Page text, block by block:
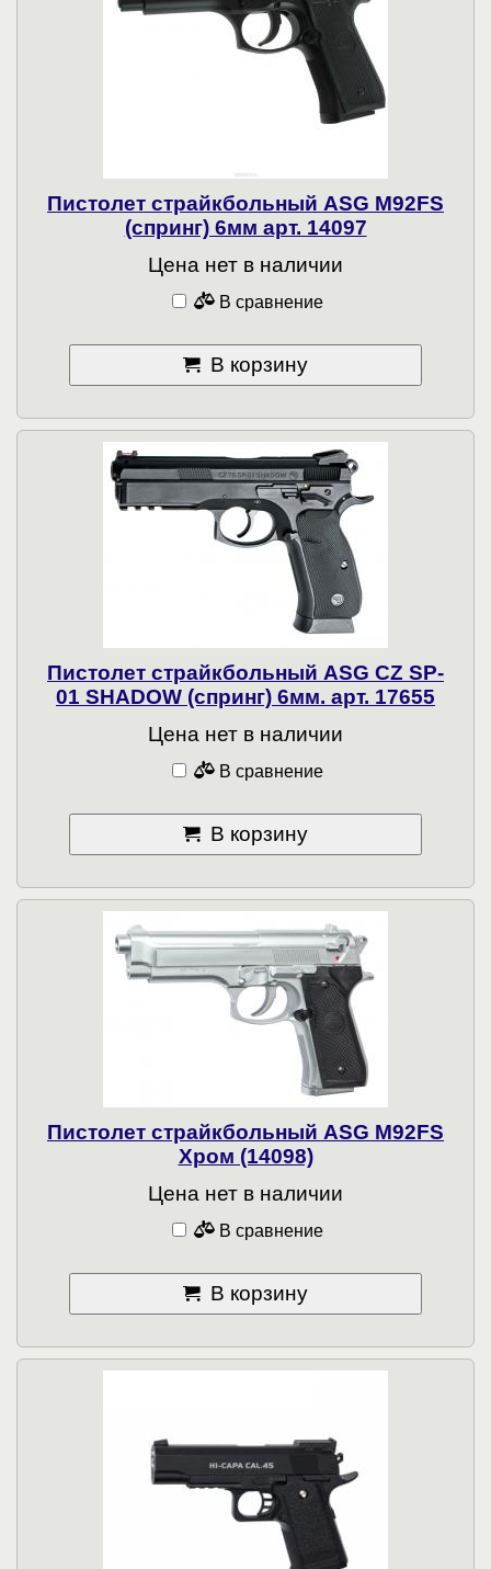
Пистолет страйкбольный ASG M92FS
(спринг) 6мм арт. 14097
Цена нет в наличии
В сравнение
В корзину
Пистолет страйкбольный ASG CZ SP-
01 SHADOW (спринг) 6мм. арт. 17655
Цена нет в наличии
В сравнение
В корзину
Пистолет страйкбольный ASG M92FS
Хром (14098)
Цена нет в наличии
В сравнение
В корзину